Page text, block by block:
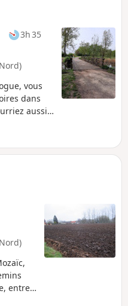
3h 35
vous
dans
aussi
le Parc
est
De
en
entre